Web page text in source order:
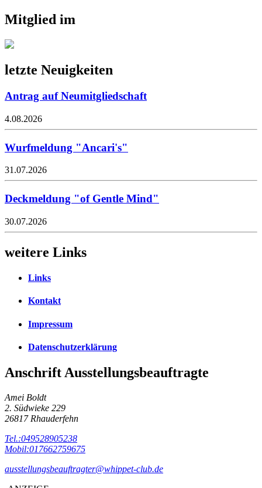
Mitglied im
letzte Neuigkeiten
Antrag auf Neumitgliedschaft
4.08.2026
Wurfmeldung "Ancari's"
31.07.2026
Deckmeldung "of Gentle Mind"
30.07.2026
weitere Links
Links
Kontakt
Impressum
Datenschutzerklärung
Anschrift Ausstellungsbeauftragte
Amei Boldt
2. Südwieke 229
26817 Rhauderfehn
Tel.:049528905238
Mobil:017662759675
ausstellungsbeauftragter@whippet-club.de